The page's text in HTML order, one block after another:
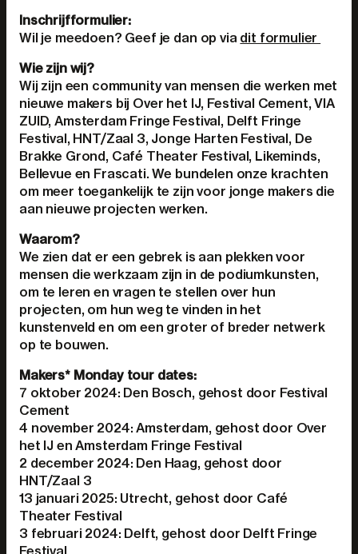
Inschrijfformulier:
Wil je meedoen? Geef je dan op via dit formulier
Wie zijn wij?
Wij zijn een community van mensen die werken met
nieuwe makers bij Over het IJ, Festival Cement, VIA
ZUID, Amsterdam Fringe Festival, Delft Fringe
Festival, HNT/Zaal 3, Jonge Harten Festival, De
Brakke Grond, Café Theater Festival, Likeminds,
Bellevue en Frascati. We bundelen onze krachten
om meer toegankelijk te zijn voor jonge makers die
aan nieuwe projecten werken.
Waarom?
We zien dat er een gebrek is aan plekken voor
mensen die werkzaam zijn in de podiumkunsten,
om te leren en vragen te stellen over hun
projecten, om hun weg te vinden in het
kunstenveld en om een groter of breder netwerk
op te bouwen.
Makers* Monday tour dates:
7 oktober 2024: Den Bosch, gehost door Festival
Cement
4 november 2024: Amsterdam, gehost door Over
het IJ en Amsterdam Fringe Festival
2 december 2024: Den Haag, gehost door
HNT/Zaal 3
13 januari 2025: Utrecht, gehost door Café
Theater Festival
3 februari 2024: Delft, gehost door Delft Fringe
Festival